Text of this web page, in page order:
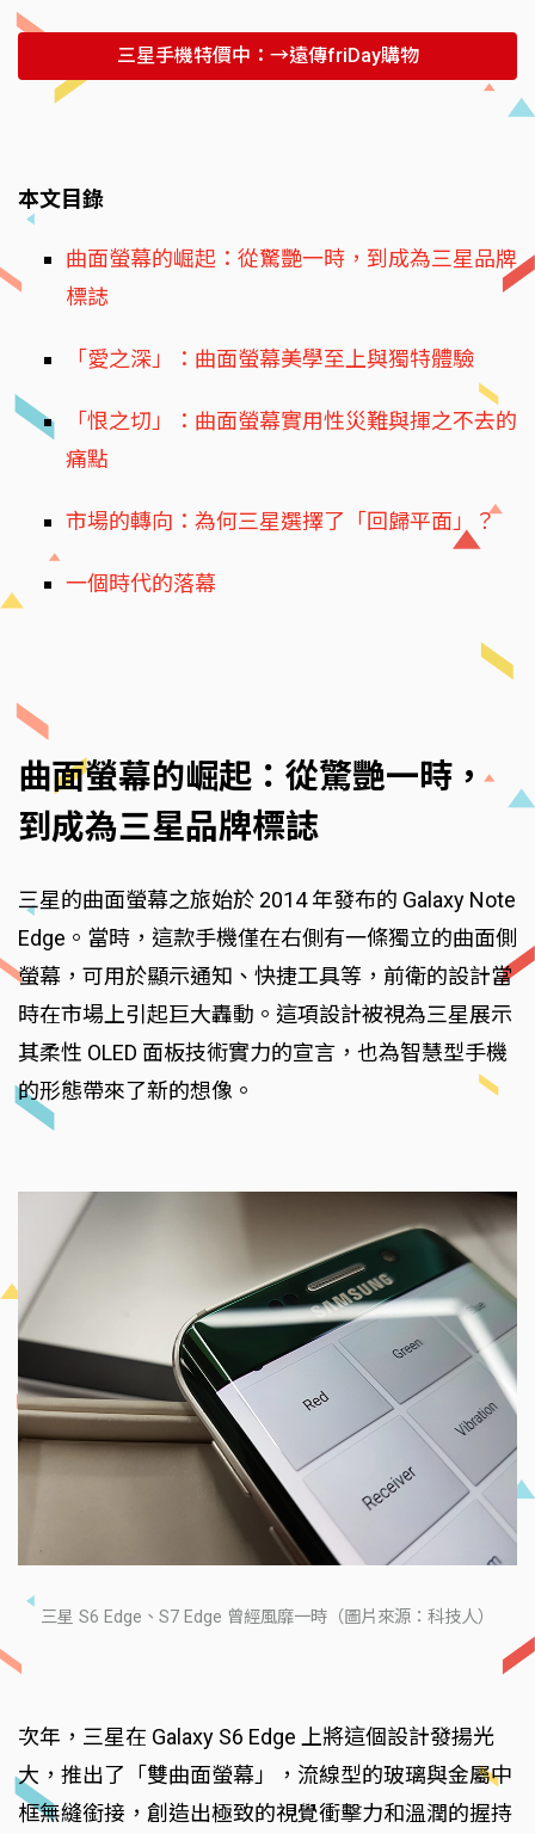
三星手機特價中：→遠傳friDay購物
本文目錄
曲面螢幕的崛起：從驚艷一時，到成為三星品牌
標誌
「愛之深」：曲面螢幕美學至上與獨特體驗
「恨之切」：曲面螢幕實用性災難與揮之不去的
痛點
市場的轉向：為何三星選擇了「回歸平面」？
一個時代的落幕
曲面螢幕的崛起：從驚艷一時，
到成為三星品牌標誌
三星的曲面螢幕之旅始於 2014 年發布的 Galaxy Note
Edge。當時，這款手機僅在右側有一條獨立的曲面側
螢幕，可用於顯示通知、快捷工具等，前衛的設計當
時在市場上引起巨大轟動。這項設計被視為三星展示
其柔性 OLED 面板技術實力的宣言，也為智慧型手機
的形態帶來了新的想像。
三星 S6 Edge、S7 Edge 曾經風靡一時（圖片來源：科技人）
次年，三星在 Galaxy S6 Edge 上將這個設計發揚光
大，推出了「雙曲面螢幕」，流線型的玻璃與金屬中
框無縫銜接，創造出極致的視覺衝擊力和溫潤的握持